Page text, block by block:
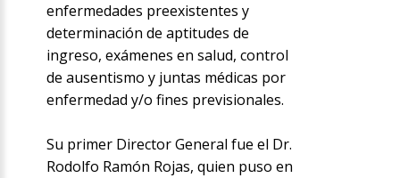
enfermedades preexistentes y
determinación de aptitudes de
ingreso, exámenes en salud, control
de ausentismo y juntas médicas por
enfermedad y/o fines previsionales.
Su primer Director General fue el Dr.
Rodolfo Ramón Rojas, quien puso en